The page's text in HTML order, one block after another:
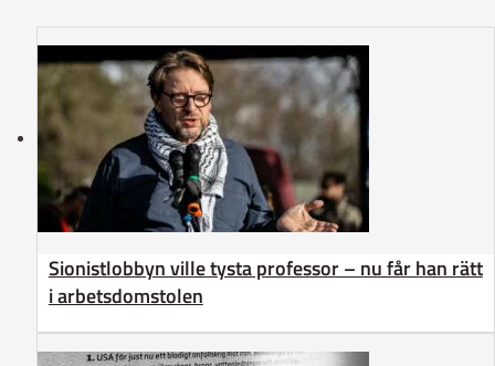
Sionistlobbyn ville tysta professor – nu får han rätt
i arbetsdomstolen